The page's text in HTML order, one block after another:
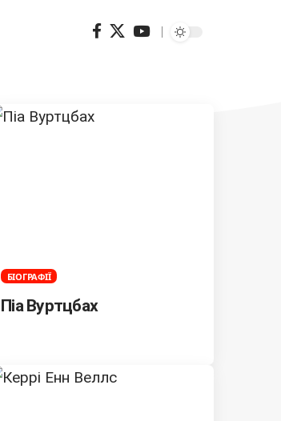
БІОГРАФІЇ
Піа Вуртцбах